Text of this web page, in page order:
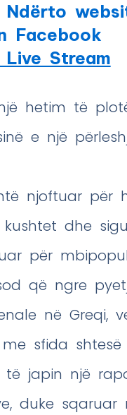
Facebook
Stream
hetim të
e një
njoftuar për
dhe
për
që ngre
në Greqi,
sfida shtesë
të japin një
duke